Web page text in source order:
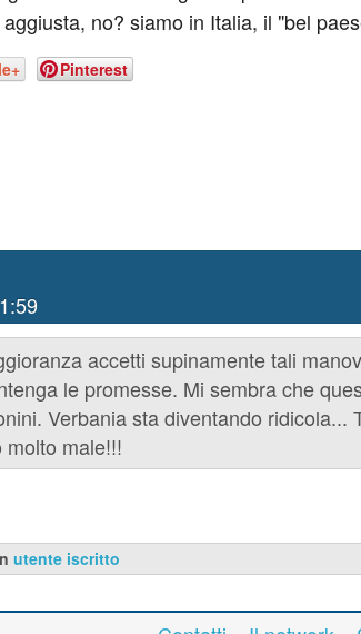
no? siamo in Italia, il "bel
Pinterest
accetti supinamente tali
le promesse. Mi sembra che
Verbania sta diventando ridicola...
male!!!
utente iscritto